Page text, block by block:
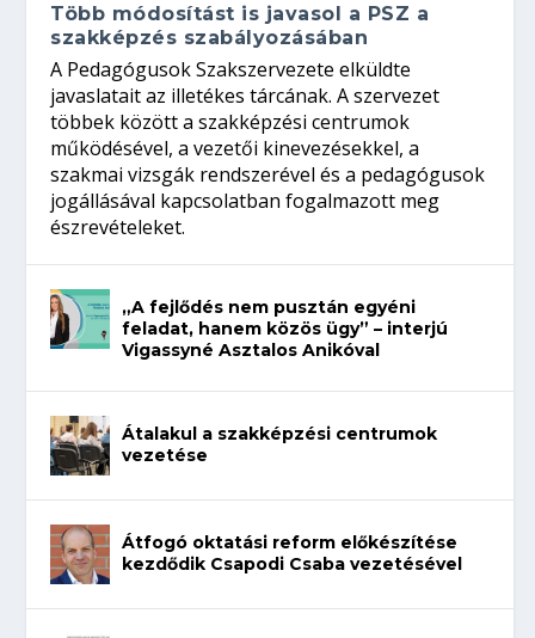
Több módosítást is javasol a PSZ a
szakképzés szabályozásában
A Pedagógusok Szakszervezete elküldte
javaslatait az illetékes tárcának. A szervezet
többek között a szakképzési centrumok
működésével, a vezetői kinevezésekkel, a
szakmai vizsgák rendszerével és a pedagógusok
jogállásával kapcsolatban fogalmazott meg
észrevételeket.
„A fejlődés nem pusztán egyéni
feladat, hanem közös ügy” – interjú
Vigassyné Asztalos Anikóval
Átalakul a szakképzési centrumok
vezetése
Átfogó oktatási reform előkészítése
kezdődik Csapodi Csaba vezetésével